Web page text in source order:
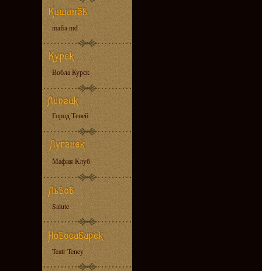
mafia.md
Вобла Курск
Город Теней
Мафия Клуб
Salute
Teatr Teney